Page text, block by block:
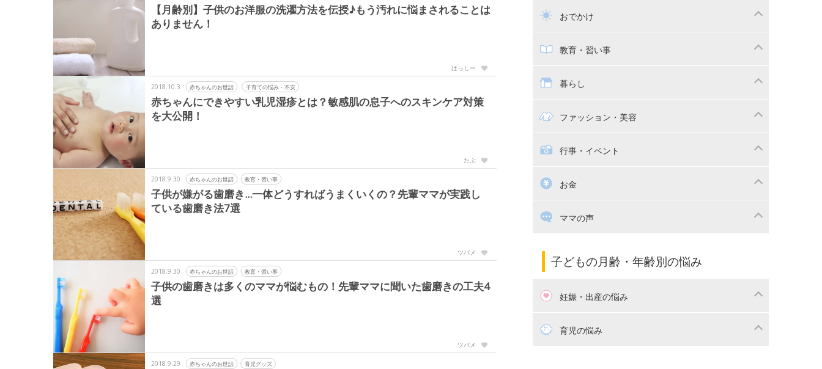
【月齢別】子供のお洋服の洗濯方法を伝授♪もう汚れに悩まされることは
ありません！
はっしー
2018.10.3 赤ちゃんのお世話 子育ての悩み・不安
赤ちゃんにできやすい乳児湿疹とは？敏感肌の息子へのスキンケア対策
を大公開！
たぶ
2018.9.30 赤ちゃんのお世話 教育・習い事
子供が嫌がる歯磨き...一体どうすればうまくいくの？先輩ママが実践し
ている歯磨き法7選
ツバメ
2018.9.30 赤ちゃんのお世話 教育・習い事
子供の歯磨きは多くのママが悩むもの！先輩ママに聞いた歯磨きの工夫4
選
ツバメ
2018.9.29 赤ちゃんのお世話 育児グッズ
トイトレ
乳幼児健診・予防接種
おでかけ
子供とおでかけ
抱っこ紐
教育・習い事
教育・習い事
幼稚園
絵本
暮らし
ママの日常
家族関係・夫婦関係
掃除
ファッション・美容
子供の服・ファッション
行事・イベント
漫画
出産祝い・内祝い
お金
住宅購入ママの声
子育てコラム
子どもの月齢・年齢別の悩み
妊娠・出産の悩み
妊活 育児の悩み